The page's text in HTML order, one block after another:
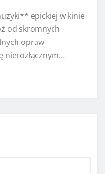
epickiej w kinie
od skromnych
opraw
nierozłącznym…